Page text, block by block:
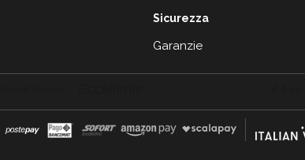
Sicurezza
Garanzie